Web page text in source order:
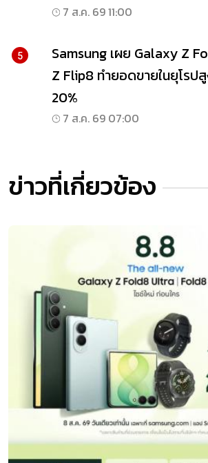
7 ส.ค. 69 11:00
5
Samsung เผย Galaxy Z
Z Flip8 ทำยอดขายในยุโรป
20%
7 ส.ค. 69 07:00
ข่าวที่เกี่ยวข้อง